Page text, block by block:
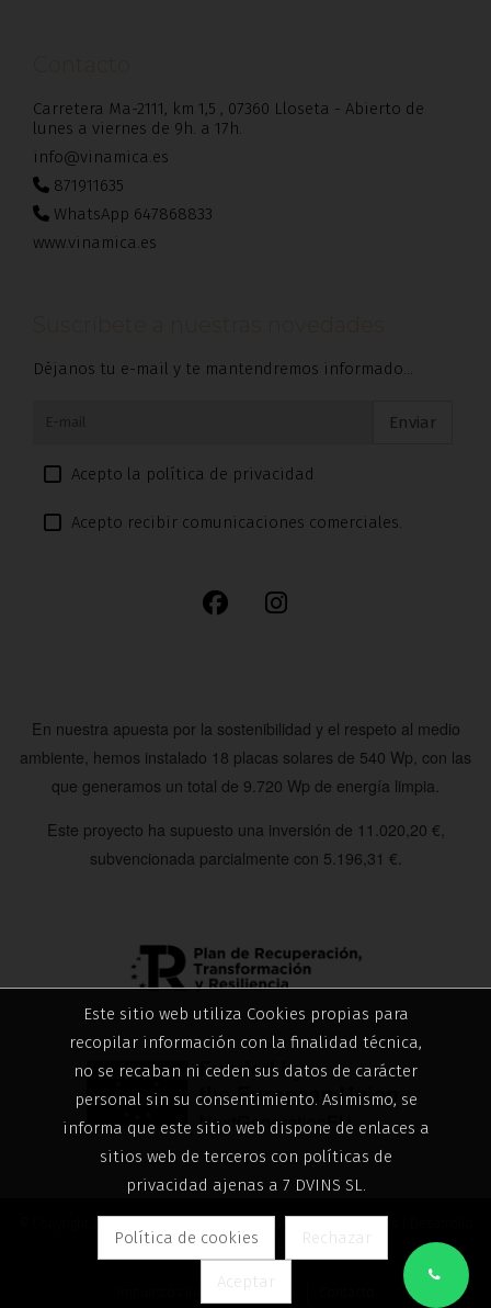
Carretera Ma-2111, km 1,5 , 07360 Lloseta - Abierto de
lunes a viernes de 9h. a 17h.
info@vinamica.es
871911635
WhatsApp 647868833
www.vinamica.es
Déjanos tu e-mail y te mantendremos informado...
Enviar
Acepto la política de privacidad
Acepto recibir comunicaciones comerciales.
En nuestra apuesta por la sostenibilidad y el respeto al medio
ambiente, hemos instalado 18 placas solares de 540 Wp , con las
que generamos un total de 9.720 Wp de energía limpia.
Este proyecto ha supuesto una inversión de 11.020,20 €,
subvencionada parcialmente con 5.196,31 €.
Inicio
Este sitio web utiliza Cookies propias para
recopilar información con la finalidad técnica,
no se recaban ni ceden sus datos de carácter
personal sin su consentimiento. Asimismo, se
informa que este sitio web dispone de enlaces a
sitios web de terceros con políticas de
privacidad ajenas a 7 DVINS SL.
Política de cookies Rechazar
Aceptar